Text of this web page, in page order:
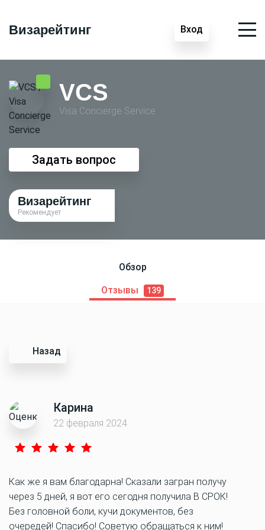
Визарейтинг Вход
VCS
Visa Conсierge Service
Задать вопрос
Визарейтинг
Рекомендует
Обзор
Отзывы 139
Назад
Карина
22 февраля 2024
Как же я вам благодарна! Сказали загран получу
через 5 дней, я вот его сегодня получила В СРОК!
Без головной боли, кучи документов, без
очередей! Спасибо! Советую обращаться к ним!